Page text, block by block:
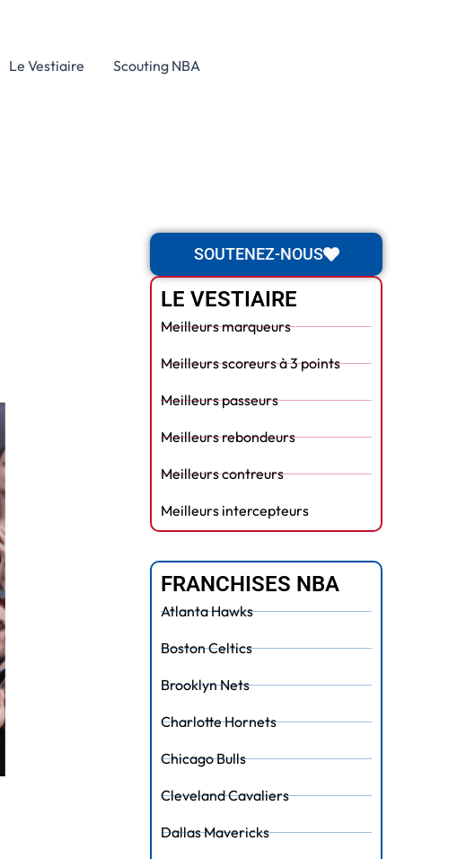
Le Vestiaire Scouting NBA
SOUTENEZ-NOUS
LE VESTIAIRE
Meilleurs marqueurs
Meilleurs scoreurs à 3 points
Meilleurs passeurs
Meilleurs rebondeurs
Meilleurs contreurs
Meilleurs intercepteurs
FRANCHISES NBA
Atlanta Hawks
Boston Celtics
Brooklyn Nets
Charlotte Hornets
Chicago Bulls
Cleveland Cavaliers
Dallas Mavericks